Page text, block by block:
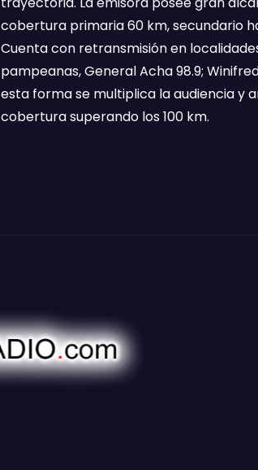
cobertura primaria 60 km, secundario
Cuenta con retransmisión en
pampeanas, General Acha 98.9;
esta forma se multiplica la audiencia y
cobertura superando los 100 km.